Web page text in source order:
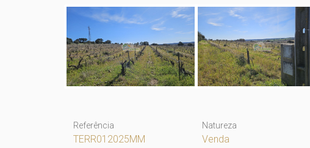
Referência
TERR012025MM
Natureza
Venda